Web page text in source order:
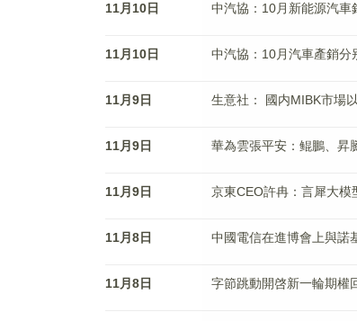
11月10日 中汽協：10月新能源汽
11月10日 中汽協：10月汽車產銷
11月9日 生意社： 國内MIBK市場
11月9日 華為雲張平安：鲲鵬、昇
11月9日 京東CEO許冉：言犀大模
11月8日 中國電信在進博會上與諾
11月8日 字節跳動開啓新一輪期權